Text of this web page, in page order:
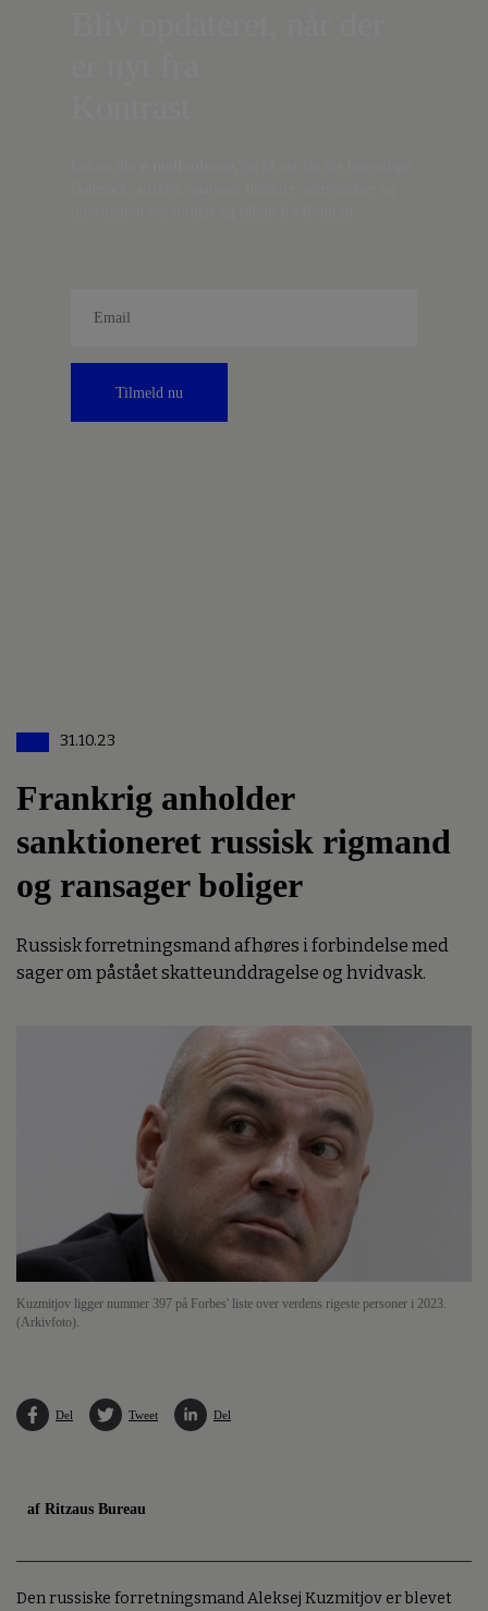
Tilmeld nu
31.10.23
Frankrig anholder
sanktioneret russisk rigmand
og ransager boliger
Russisk forretningsmand afhøres i forbindelse med
sager om påstået skatteunddragelse og hvidvask.
Kuzmitjov ligger nummer 397 på Forbes' liste over verdens rigeste personer i 2023.
(Arkivfoto).
Del Tweet Del
af Ritzaus Bureau
Den russiske forretningsmand Aleksej Kuzmitjov er blevet